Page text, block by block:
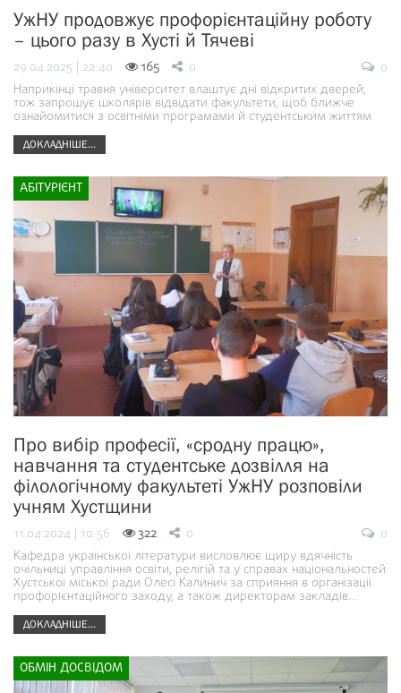
УжНУ продовжує профорієнтаційну роботу
– цього разу в Хусті й Тячеві
29.04.2025 | 22:40 165 0
0
Наприкінці травня університет влаштує дні відкритих дверей,
тож запрошує школярів відвідати факультети, щоб ближче
ознайомитися з освітніми програмами й студентським життям
ДОКЛАДНІШЕ...
АБІТУРІЄНТ
Про вибір професії, «сродну працю»,
навчання та студентське дозвілля на
філологічному факультеті УжНУ розповіли
учням Хустщини
11.04.2024 | 10:56 322 0
0
Кафедра української літератури висловлює щиру вдячність
очільниці управління освіти, релігій та у справах національностей
Хустської міської ради Олесі Калинич за сприяння в організації
профорієнтаційного заходу, а також директорам закладів…
ДОКЛАДНІШЕ...
ОБМІН ДОСВІДОМ